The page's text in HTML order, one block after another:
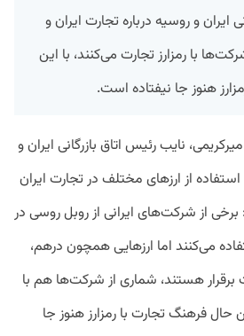
ایران و روسیه درباره تجارت ایران و
با رمزارز تجارت می‌کنند، با این
هنوز جا نیفتاده است.
نایب رئیس اتاق بازرگانی ایران و
استفاده از ارزهای مختلف در تجارت ایران
از شرکت‌های ایرانی از روبل روسی در
می‌کنند اما ارزهایی همچون درهم،
برقرار هستند، شماری از شرکت‌ها هم با
حال فرهنگ تجارت با رمزارز هنوز جا